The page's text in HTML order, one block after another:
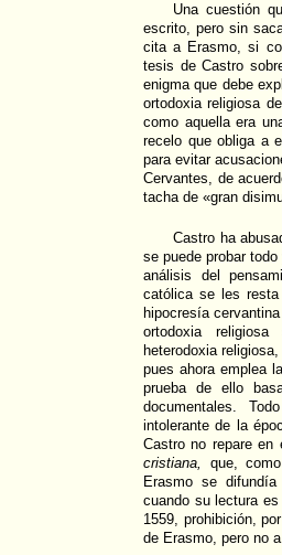
Una cuestión
escrito, pero sin
cita a Erasmo, si
tesis de Castro
enigma que debe
ortodoxia religiosa
como aquella era
recelo que obliga a
para evitar
Cervantes, de
tacha de «gran
Castro ha
se puede probar
análisis del
católica se les
hipocresía
ortodoxia
heterodoxia
pues ahora emplea
prueba de ello
documentales.
intolerante de la
Castro no repare
cristiana,
que,
Erasmo se
cuando su lectura
1559, prohibición,
de Erasmo, pero no